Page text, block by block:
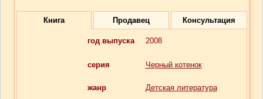
Книга Продавец Консультация
год выпуска 2008
серия Черный котенок
жанр Детская литература